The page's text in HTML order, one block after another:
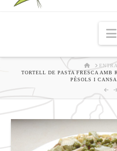
HOME
TORTELL DE PASTA FRESCA AMB
PÈSOLS I